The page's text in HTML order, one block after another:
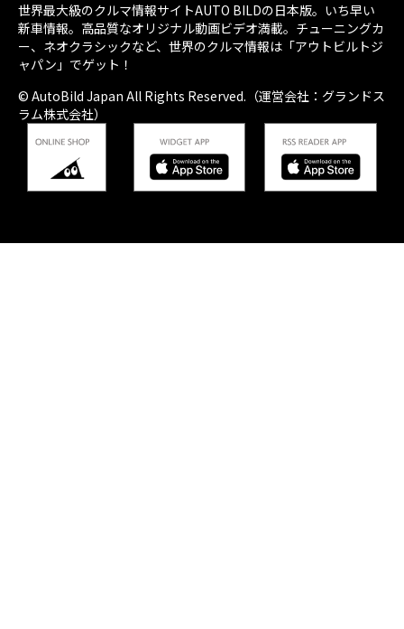
世界最大級のクルマ情報サイトAUTO BILDの日本版。いち早い
新車情報。高品質なオリジナル動画ビデオ満載。チューニングカ
ー、ネオクラシックなど、世界のクルマ情報は「アウトビルトジ
ャパン」でゲット！
© AutoBild Japan All Rights Reserved.（運営会社：グランドス
ラム株式会社）